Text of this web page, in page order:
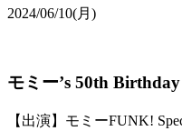
2024/06/10(月)
モミー’s 50th
【出演】モミーFUNK!